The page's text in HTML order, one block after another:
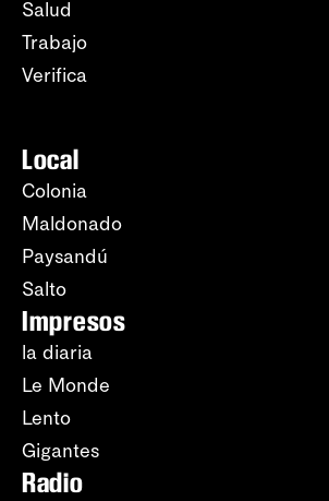
Salud
Trabajo
Verifica
Local
Colonia
Maldonado
Paysandú
Salto
Impresos
la diaria
Le Monde
Lento
Gigantes
Radio